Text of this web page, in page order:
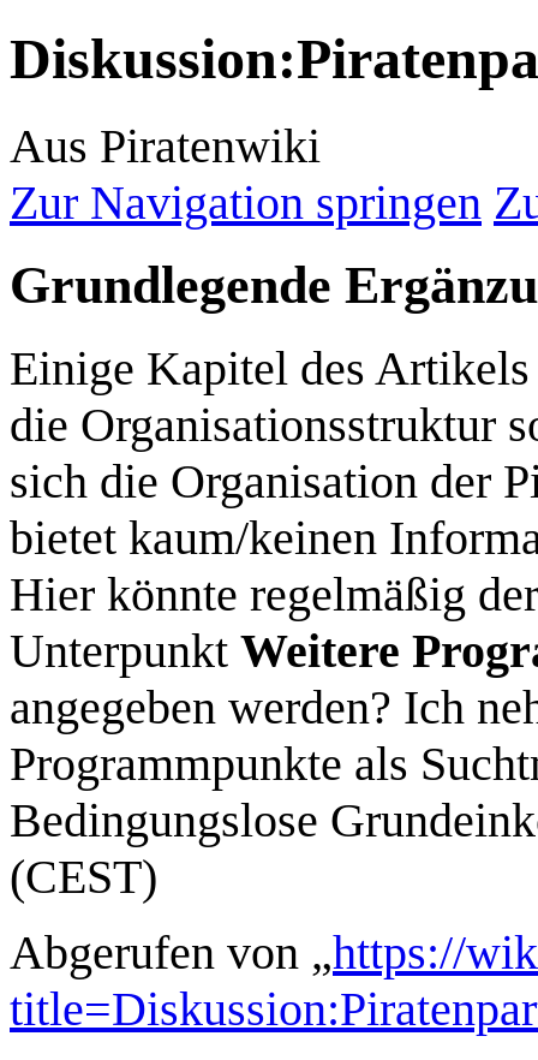
Diskussion:
Aus Piratenwiki
Zur Navigation springen
Grundlegende
Einige Kapitel des
die Organisationsstruktur
sich die Organisation der
bietet kaum/keinen
Hier könnte regelmäßig
Unterpunkt Weitere
angegeben werden? Ich
Programmpunkte als
Bedingungslose
(CEST)
Abgerufen von „https://